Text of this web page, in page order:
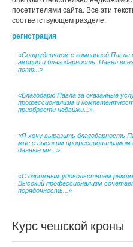
посетителями сайта. Все эти
соответствующем разделе.
регистрация
«Сотрудничаем с компанией Павла
эмоции и благодарность. Павел
потр...»
«Благодарю Павла за оказанные
профессионализм и
приобрести недвижи...»
«Я хочу выразить благодарность
мне с высоким профессионализмом
данные мн...»
«С огромным удовольствием
Высокий профессионализм
порядочность...»
Курс чешской кроны